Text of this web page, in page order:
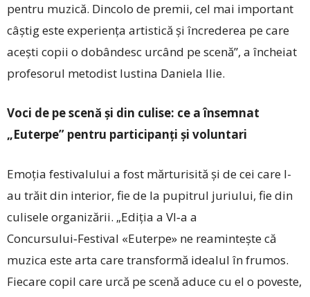
pentru muzică. Dincolo de premii, cel mai important
câștig este experiența artistică și încrederea pe care
acești copii o dobândesc urcând pe scenă”, a încheiat
profesorul metodist Iustina Daniela Ilie.
Voci de pe scenă și din culise: ce a însemnat
„Euterpe” pentru participanți și voluntari
Emoția festivalului a fost mărturisită și de cei care l-
au trăit din interior, fie de la pupitrul juriului, fie din
culisele organizării. „Ediția a VI‑a a
Concursului‑Festival «Euterpe» ne reamintește că
muzica este arta care transformă idealul în frumos.
Fiecare copil care urcă pe scenă aduce cu el o poveste,